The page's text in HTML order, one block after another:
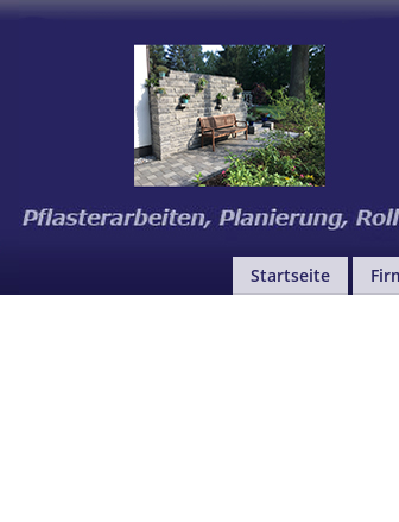
Startseite